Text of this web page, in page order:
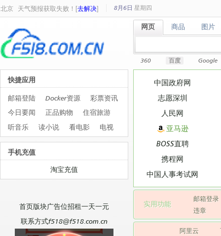
北京 天气预报获取失败！[去解决] 8月6日 星期四
网页
网页 商品
商品 图片
图片
360 百度 Google
中国政府网
志愿深圳
人民网
亚马逊
BOSS直聘
携程网
中国人事考试网
实用功能
邮箱登录
违章
阿里云
快捷应用
邮箱登陆 Docker资源
彩票资讯
今日要闻
正品购物
住宿旅游
听音乐
读小说 看电影 电视
手机充值
淘宝充值
首页版块广告位招租一天一元
联系方式f518@f518.com.cn